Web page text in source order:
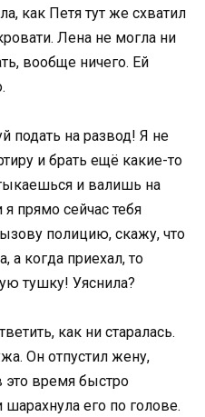
как Петя тут же схватил
Лена не могла ни
вообще ничего. Ей
подать на развод! Я не
и брать ещё какие-то
и валишь на
прямо сейчас тебя
полицию, скажу, что
когда приехал, то
тушку! Уяснила?
как ни старалась.
Он отпустил жену,
это время быстро
шарахнула его по голове.